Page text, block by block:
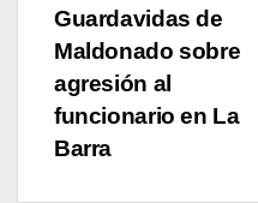
Guardavidas de
Maldonado sobre
agresión al
funcionario en La
Barra